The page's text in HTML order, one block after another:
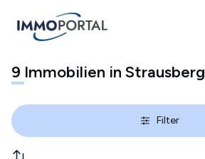
9 Immobilien in Strausberg
Filter